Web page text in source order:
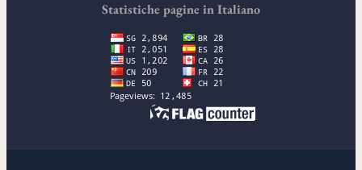
Statistiche pagine in Italiano